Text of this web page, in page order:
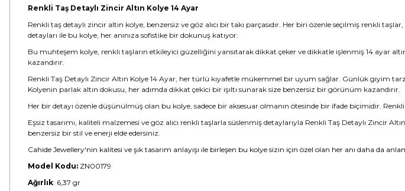
Renkli Taş Detaylı Zincir Altın Kolye 14 Ayar
Renkli taş detaylı zincir altın kolye, benzersiz ve göz alıcı bir takı parçasıdır. Her biri özenle seçilmiş renkli
detayları ile bu kolye, her anınıza sofistike bir dokunuş katıyor.
Bu muhteşem kolye, renkli taşların etkileyici güzelliğini yansıtarak dikkat çeker ve dikkatle işlenmiş 14 ayar
kazandırır.
Renkli Taş Detaylı Zincir Altın Kolye 14 Ayar, her türlü kıyafetle mükemmel bir uyum sağlar. Günlük giyim
Kolyenin parlak altın dokusu, her adımda dikkat çekici bir ışıltı sunarak size benzersiz bir görünüm kazandırır.
Her bir detayı özenle düşünülmüş olan bu kolye, sadece bir aksesuar olmanın ötesinde bir ifade biçimidir. Renkli
Eşsiz tasarımı, kaliteli malzemesi ve göz alıcı renkli taşlarla süslenmiş detaylarıyla Renkli Taş Detaylı Zincir
benzersiz bir stil ve enerji elde edersiniz.
Cahide Jewellery'nin kalitesi ve şık tasarım anlayışı ile birleşen bu kolye sizin için özel olan her anı daha da
Model Kodu: ZN00179
Ağırlık: 6,37 gr